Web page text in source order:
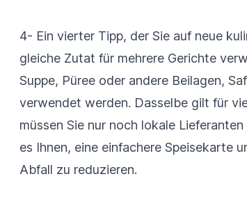
4- Ein vierter Tipp, der Sie auf neue
gleiche Zutat für mehrere Gerichte
Suppe, Püree oder andere Beilagen,
verwendet werden. Dasselbe gilt für
müssen Sie nur noch lokale
es Ihnen, eine einfachere Speisekarte
Abfall zu reduzieren.